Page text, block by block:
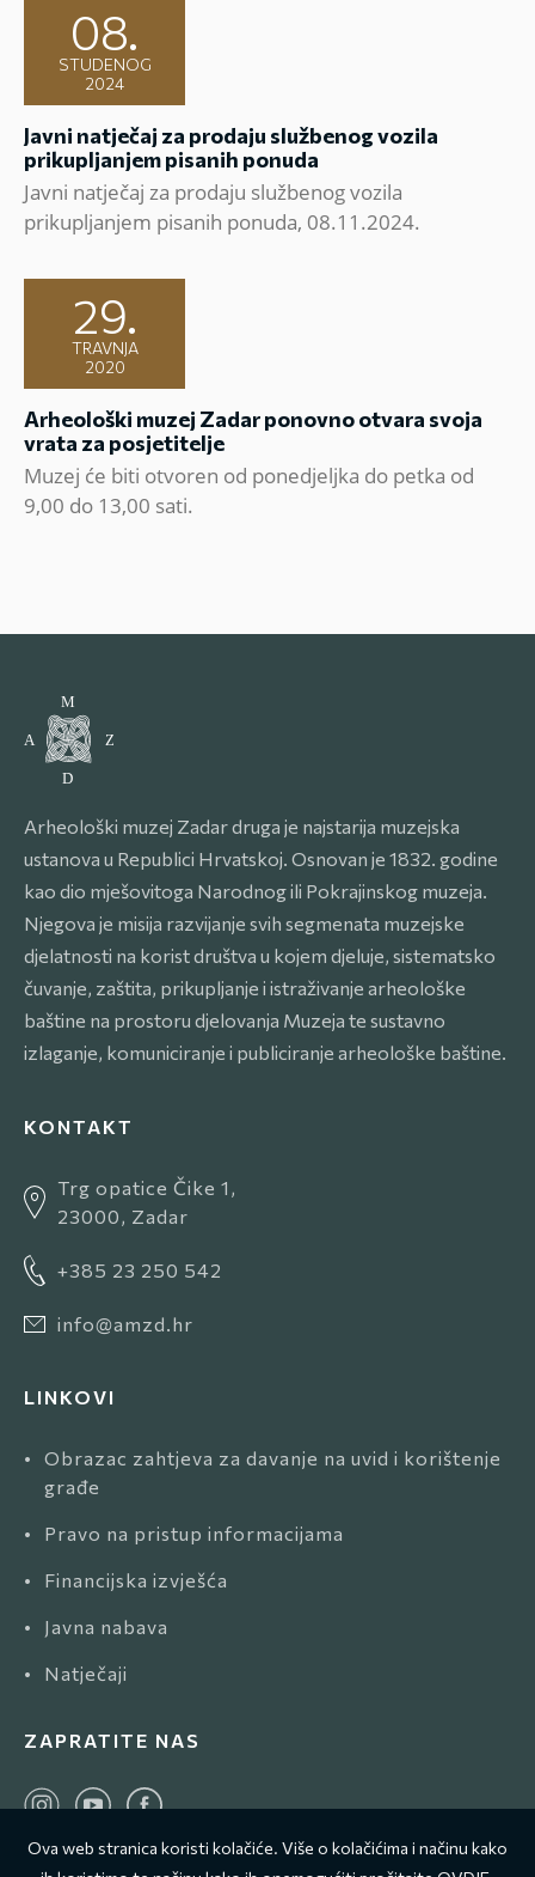
08.
STUDENOG
2024
Javni natječaj za prodaju službenog vozila
prikupljanjem pisanih ponuda
Javni natječaj za prodaju službenog vozila
prikupljanjem pisanih ponuda, 08.11.2024.
29.
TRAVNJA
2020
Arheološki muzej Zadar ponovno otvara svoja
vrata za posjetitelje
Muzej će biti otvoren od ponedjeljka do petka od
9,00 do 13,00 sati.
Arheološki muzej Zadar druga je najstarija muzejska
ustanova u Republici Hrvatskoj. Osnovan je 1832. godine
kao dio mješovitoga Narodnog ili Pokrajinskog muzeja.
Njegova je misija razvijanje svih segmenata muzejske
djelatnosti na korist društva u kojem djeluje, sistematsko
čuvanje, zaštita, prikupljanje i istraživanje arheološke
baštine na prostoru djelovanja Muzeja te sustavno
izlaganje, komuniciranje i publiciranje arheološke baštine.
KONTAKT
Trg opatice Čike 1,
23000, Zadar
+385 23 250 542
info@amzd.hr
LINKOVI
•
Obrazac zahtjeva za davanje na uvid i korištenje
građe
• Pravo na pristup informacijama
• Financijska izvješća
• Javna nabava
• Natječaji
ZAPRATITE NAS
Ova web stranica koristi kolačiće. Više o kolačićima i načinu kako